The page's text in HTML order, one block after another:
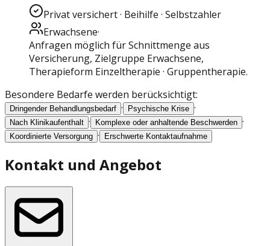
Privat versichert · Beihilfe · Selbstzahler
Erwachsene·
Anfragen möglich für Schnittmenge aus
Versicherung, Zielgruppe Erwachsene,
Therapieform Einzeltherapie · Gruppentherapie.
Besondere Bedarfe werden berücksichtigt:
Dringender Behandlungsbedarf · Psychische Krise ·
Nach Klinikaufenthalt · Komplexe oder anhaltende Beschwerden ·
Koordinierte Versorgung · Erschwerte Kontaktaufnahme
Kontakt und Angebot